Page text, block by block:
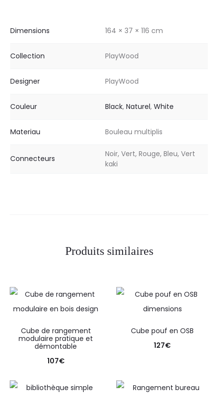
Dimensions 164 × 37 × 116 cm
Collection PlayWood
Designer PlayWood
Couleur Black, Naturel, White
Materiau Bouleau multiplis
Connecteurs
Noir, Vert, Rouge, Bleu, Vert
kaki
Produits similaires
Cube de rangement
modulaire pratique et
démontable
107€
Cube pouf en OSB
127€